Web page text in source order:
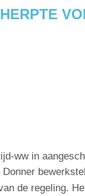
ww in
de regeling.